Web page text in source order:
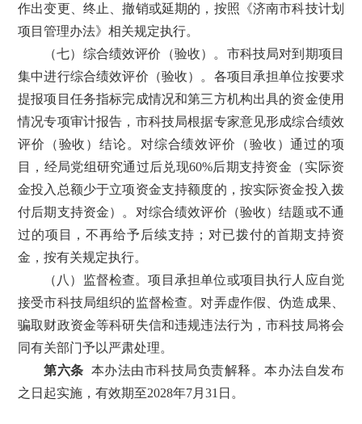
作出变更、终止、撤销或延期的，按照《济南市科技计划
项目管理办法》相关规定执行。
（七）综合绩效评价（验收）。市科技局对到期项目
集中进行综合绩效评价（验收）。各项目承担单位按要求
提报项目任务指标完成情况和第三方机构出具的资金使用
情况专项审计报告，市科技局根据专家意见形成综合绩效
评价（验收）结论。对综合绩效评价（验收）通过的项
目，经局党组研究通过后兑现60%后期支持资金（实际资
金投入总额少于立项资金支持额度的，按实际资金投入拨
付后期支持资金）。对综合绩效评价（验收）结题或不通
过的项目，不再给予后续支持；对已拨付的首期支持资
金，按有关规定执行。
（八）监督检查。项目承担单位或项目执行人应自觉
接受市科技局组织的监督检查。对弄虚作假、伪造成果、
骗取财政资金等科研失信和违规违法行为，市科技局将会
同有关部门予以严肃处理。
第六条 本办法由市科技局负责解释。本办法自发布
之日起实施，有效期至2028年7月31日。